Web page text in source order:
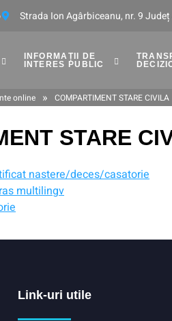
Strada Ion Agârbiceanu, nr. 9 Județ
INFORMAȚII DE
INTERES PUBLIC
online » COMPARTIMENT STARE CIVILA
STARE
nastere/deces/casatorie
multilingv
Link-uri utile